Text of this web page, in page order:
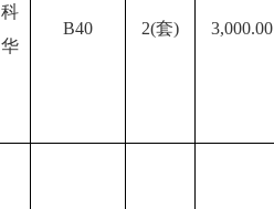
科
华
B40 2(套) 3,000.00